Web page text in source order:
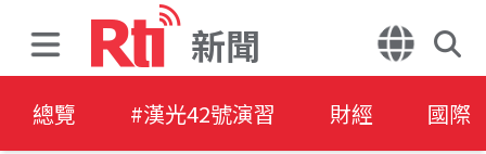
新聞
總覽 #漢光42號演習 財經 國際